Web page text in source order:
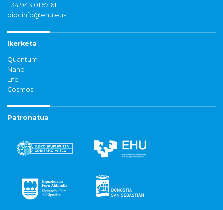
+34 943 01 57 61
dipcinfo@ehu.eus
Ikerketa
Quantum
Nano
Life
Cosmos
Patronatua